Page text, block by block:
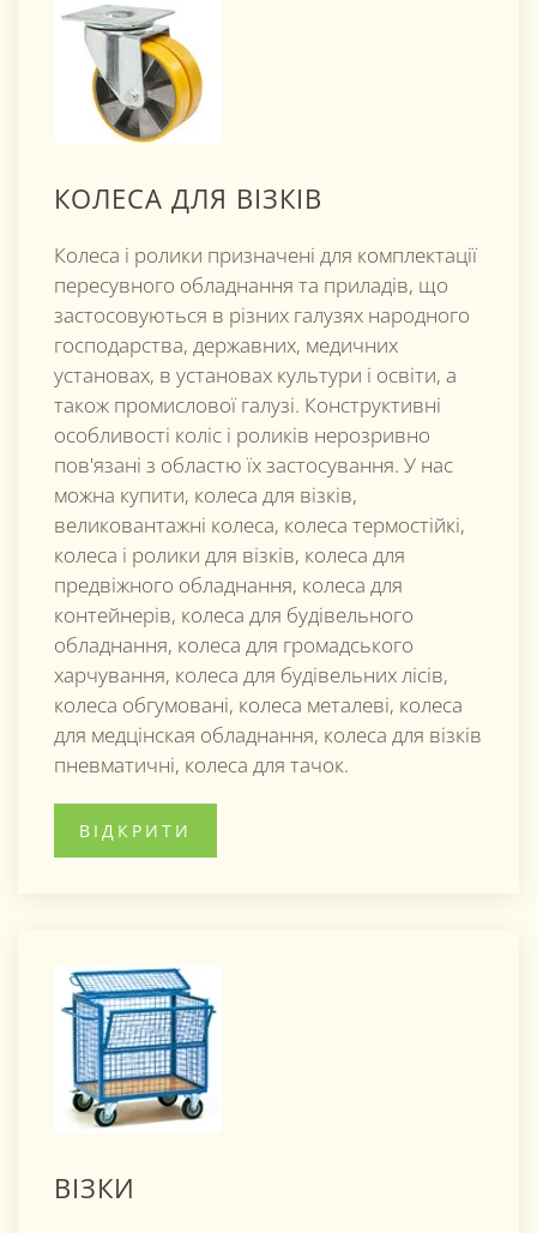
КОЛЕСА ДЛЯ ВІЗКІВ
Колеса і ролики призначені для комплектації
пересувного обладнання та приладів, що
застосовуються в різних галузях народного
господарства, державних, медичних
установах, в установах культури і освіти, а
також промислової галузі. Конструктивні
особливості коліс і роликів нерозривно
пов'язані з областю їх застосування. У нас
можна купити, колеса для візків,
великовантажні колеса, колеса термостійкі,
колеса і ролики для візків, колеса для
предвіжного обладнання, колеса для
контейнерів, колеса для будівельного
обладнання, колеса для громадського
харчування, колеса для будівельних лісів,
колеса обгумовані, колеса металеві, колеса
для медцінская обладнання, колеса для візків
пневматичні, колеса для тачок.
ВІДКРИТИ
ВІЗКИ